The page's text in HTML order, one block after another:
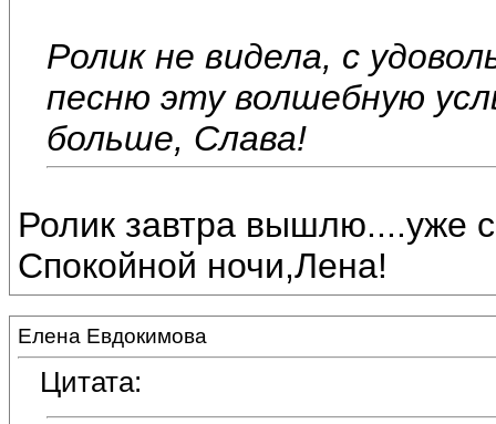
Ролик не видела, с
песню эту волшебную
больше, Слава!
Ролик завтра вышлю....уже
Спокойной ночи,Лена!
Елена Евдокимова
Цитата: